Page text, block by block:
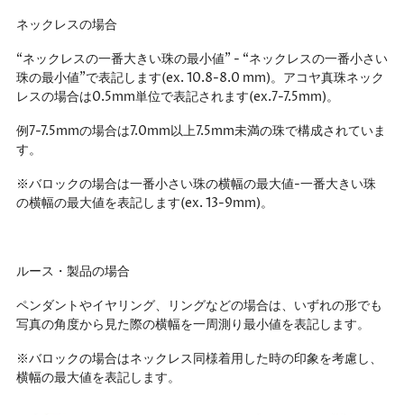
ネックレスの場合
“ネックレスの一番大きい珠の最小値” - “ネックレスの一番小さい
珠の最小値”で表記します(ex. 10.8-8.0 mm)。アコヤ真珠ネック
レスの場合は0.5mm単位で表記されます(ex.7-7.5mm)。
例7-7.5mmの場合は7.0mm以上7.5mm未満の珠で構成されていま
す。
※バロックの場合は一番小さい珠の横幅の最大値-一番大きい珠
の横幅の最大値を表記します(ex. 13-9mm)。
ルース・製品の場合
ペンダントやイヤリング、リングなどの場合は、いずれの形でも
写真の角度から見た際の横幅を一周測り最小値を表記します。
※バロックの場合はネックレス同様着用した時の印象を考慮し、
横幅の最大値を表記します。